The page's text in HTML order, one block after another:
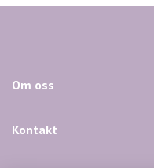
Om oss
Kontakt